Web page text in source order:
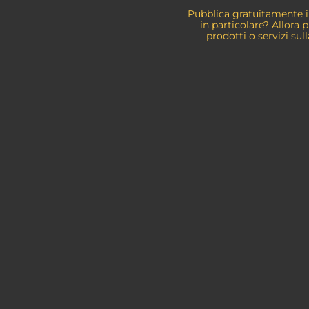
Pubblica gratuitamente
in particolare? Allora
prodotti o servizi